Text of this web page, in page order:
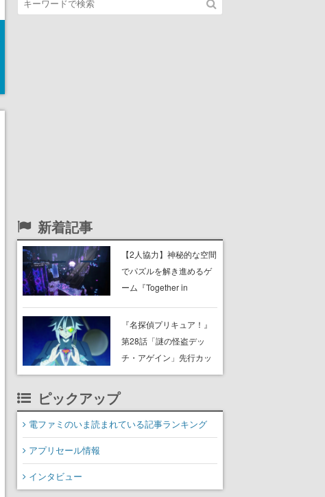
新着記事
【2人協力】神秘的な空間
でパズルを解き進めるゲ
ーム『Together in
8月8日Steamでリリー
ス。時に忘れ去られた世
界の古代洞窟を舞台に、4
『名探偵プリキュア！』
第28話「謎の怪盗デッ
チ・アゲイン」先行カッ
ト解禁。泣きぼくろにモ
ピックアップ
電ファミのいま読まれている記事ランキング
アプリセール情報
インタビュー